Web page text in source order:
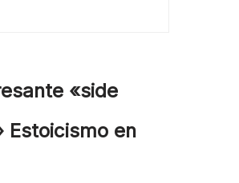
«side
Estoicismo en